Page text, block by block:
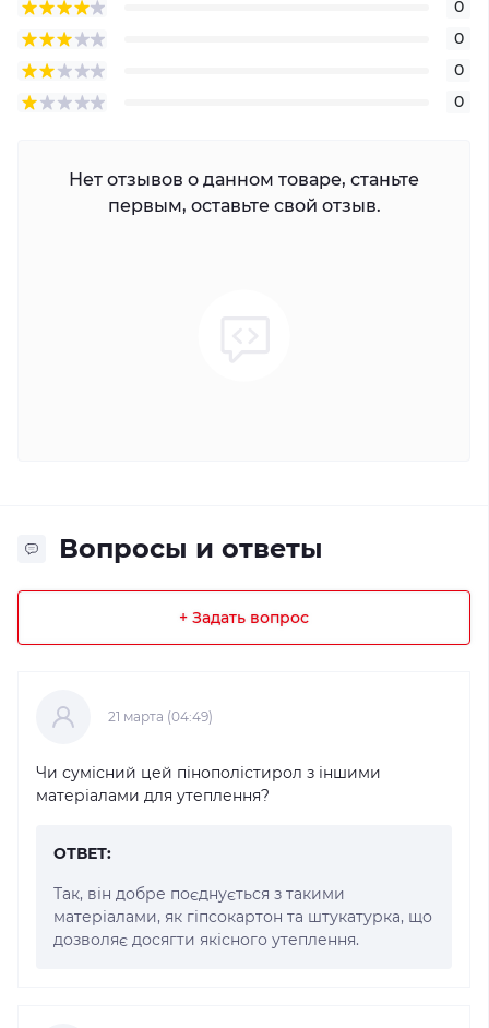
0
0
0
0
Нет отзывов о данном товаре, станьте
первым, оставьте свой отзыв.
Вопросы и ответы
+ Задать вопрос
21 марта (04:49)
Чи сумісний цей пінополістирол з іншими
матеріалами для утеплення?
ОТВЕТ:
Так, він добре поєднується з такими
матеріалами, як гіпсокартон та штукатурка, що
дозволяє досягти якісного утеплення.